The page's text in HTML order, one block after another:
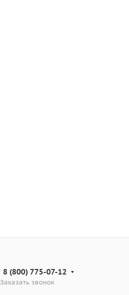
8 (800) 775-07-12
Заказать звонок